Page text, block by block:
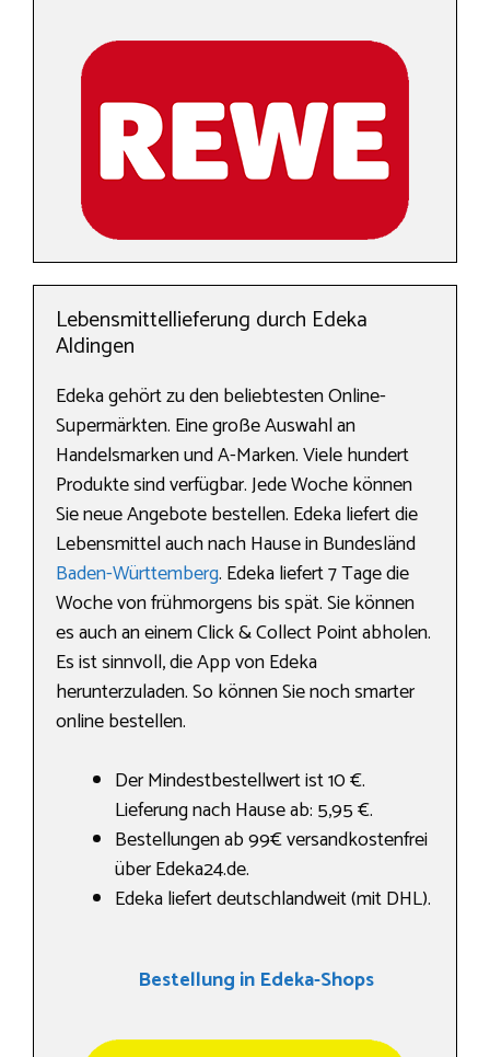
Lebensmittellieferung durch Edeka
Aldingen
Edeka gehört zu den beliebtesten Online-
Supermärkten. Eine große Auswahl an
Handelsmarken und A-Marken. Viele hundert
Produkte sind verfügbar. Jede Woche können
Sie neue Angebote bestellen. Edeka liefert die
Lebensmittel auch nach Hause in Bundesländ
Baden-Württemberg. Edeka liefert 7 Tage die
Woche von frühmorgens bis spät. Sie können
es auch an einem Click & Collect Point abholen.
Es ist sinnvoll, die App von Edeka
herunterzuladen. So können Sie noch smarter
online bestellen.
Der Mindestbestellwert ist 10 €.
Lieferung nach Hause ab: 5,95 €.
Bestellungen ab 99€ versandkostenfrei
über Edeka24.de.
Edeka liefert deutschlandweit (mit DHL).
Bestellung in Edeka-Shops